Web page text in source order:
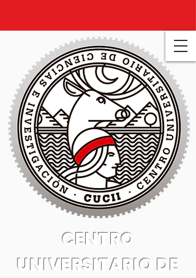
CENTRO
UNIVERSITARIO DE